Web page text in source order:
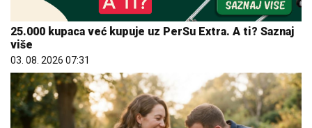
03. 08. 2026 07:31